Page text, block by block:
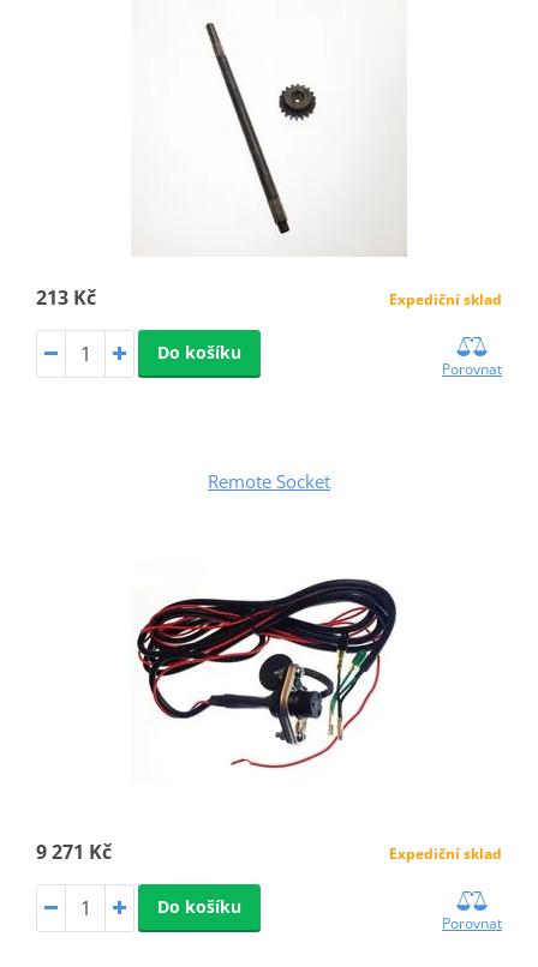
213 Kč Expediční sklad
Do košíku
Porovnat
Remote Socket
9 271 Kč Expediční sklad
Do košíku
Porovnat